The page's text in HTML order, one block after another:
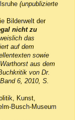
(unpublizierte
Bilderwelt der
nicht zu
das
auf dem
sowie
aus dem
von Dr.
6, 2010, S.
Kunst,
Busch-Museum